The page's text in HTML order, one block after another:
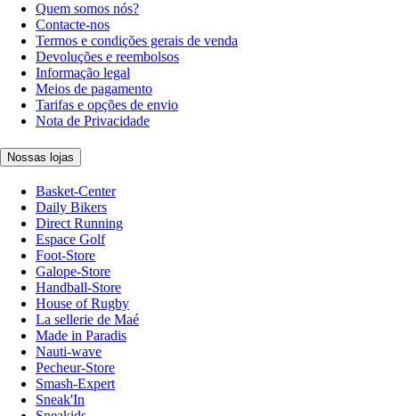
Quem somos nós?
Contacte-nos
Termos e condições gerais de venda
Devoluções e reembolsos
Informação legal
Meios de pagamento
Tarifas e opções de envio
Nota de Privacidade
Nossas lojas
Basket-Center
Daily Bikers
Direct Running
Espace Golf
Foot-Store
Galope-Store
Handball-Store
House of Rugby
La sellerie de Maé
Made in Paradis
Nauti-wave
Pecheur-Store
Smash-Expert
Sneak'In